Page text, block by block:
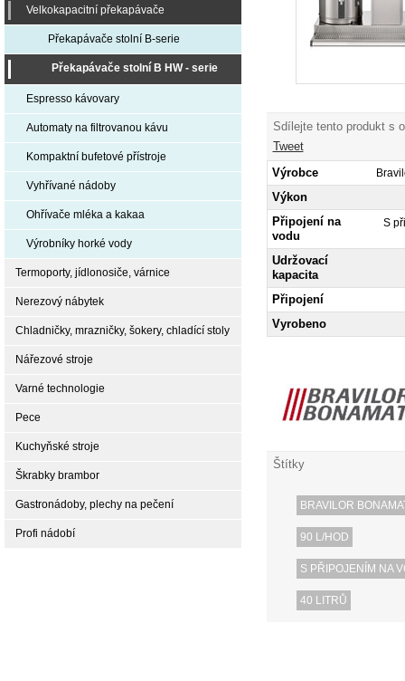
Sdílejte tento produkt s
Tweet
Výrobce
Výkon
Připojení na
vodu
S
Udržovací
kapacita
Připojení
Vyrobeno
Štítky
BRAVILOR
90 L/HOD
S PŘIPOJENÍM NA
40 LITRŮ
Velkokapacitní překapávače
Překapávače stolní B-serie
Překapávače stolní B HW - serie
Espresso kávovary
Automaty na filtrovanou kávu
Kompaktní bufetové přístroje
Vyhřívané nádoby
Ohřívače mléka a kakaa
Výrobníky horké vody
Termoporty, jídlonosiče, várnice
Nerezový nábytek
Chladničky, mrazničky, šokery, chladící stoly
Nářezové stroje
Varné technologie
Pece
Kuchyňské stroje
Škrabky brambor
Gastronádoby, plechy na pečení
Profi nádobí